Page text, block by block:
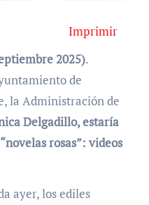
Imprimir
2025).
de
la Administración de
Delgadillo, estaría
rosas”: videos
ayer, los ediles